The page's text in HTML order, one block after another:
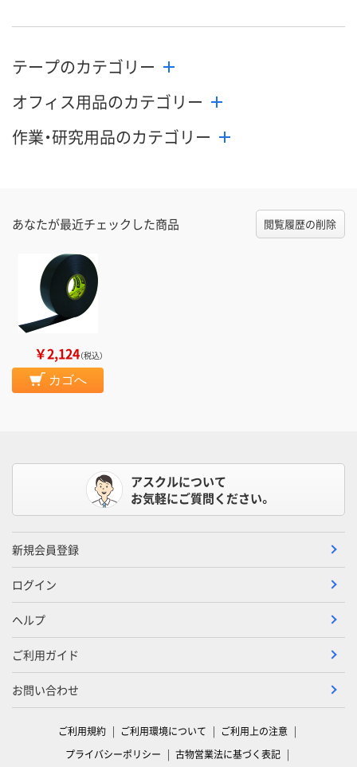
テープのカテゴリー
オフィス用品のカテゴリー
作業・研究用品のカテゴリー
あなたが最近チェックした商品 閲覧履歴の削除
￥2,124（税込）
カゴへ
アスクルについて
お気軽にご質問ください。
新規会員登録
ログイン
ヘルプ
ご利用ガイド
お問い合わせ
ご利用規約 ご利用環境について
ご利用上の注意
プライバシーポリシー
古物営業法に基づく表記